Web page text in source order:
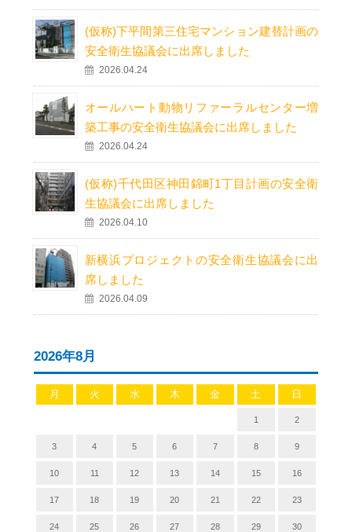
(仮称)下平間第三住宅マンション建替計画の
安全衛生協議会に出席しました
2026.04.24
オールハート動物リファーラルセンター増
築工事の安全衛生協議会に出席しました
2026.04.24
(仮称)千代田区神田錦町1丁目計画の安全衛
生協議会に出席しました
2026.04.10
新横浜プロジェクトの安全衛生協議会に出
席しました
2026.04.09
2026年8月
月 火 水 木 金 土 日
1 2
3 4 5 6 7 8 9
10 11 12 13 14 15 16
17 18 19 20 21 22 23
24 25 26 27 28 29 30